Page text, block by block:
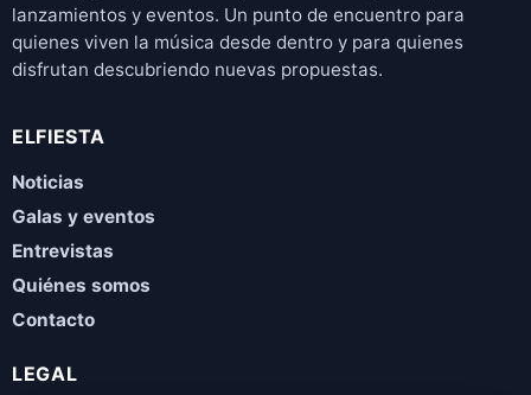
lanzamientos y eventos. Un punto de encuentro para
quienes viven la música desde dentro y para quienes
disfrutan descubriendo nuevas propuestas.
ELFIESTA
Noticias
Galas y eventos
Entrevistas
Quiénes somos
Contacto
LEGAL